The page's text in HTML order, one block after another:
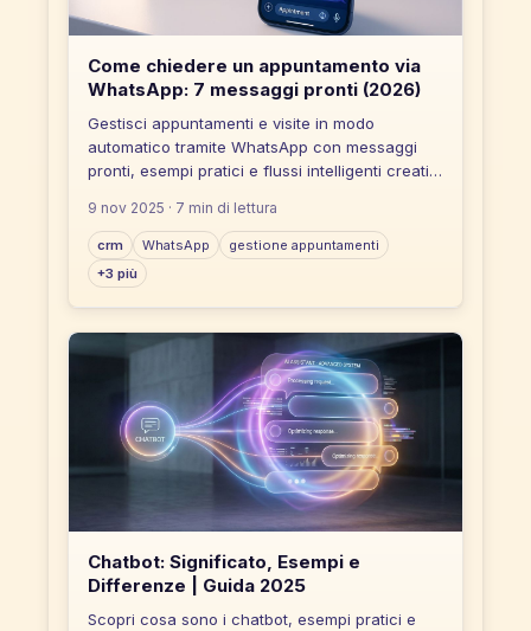
Come chiedere un appuntamento via
WhatsApp: 7 messaggi pronti (2026)
Gestisci appuntamenti e visite in modo
automatico tramite WhatsApp con messaggi
pronti, esempi pratici e flussi intelligenti creati
9 nov 2025 · 7 min di lettura
crm WhatsApp
gestione appuntamenti
+3 più
Chatbot: Significato, Esempi e
Differenze | Guida 2025
Scopri cosa sono i chatbot, esempi pratici e